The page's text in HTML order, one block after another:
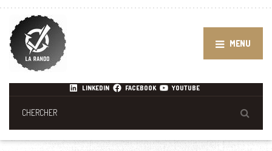
MENU
LINKEDIN FACEBOOK YOUTUBE